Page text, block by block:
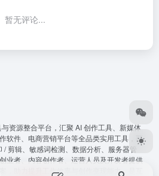
暂无评论...
资源整合平台，汇聚 AI 创作工具、新媒体
软件、电商营销平台等全品类实用工具，覆
剪辑、敏感词检测、数据分析、服务器管
业者、内容创作者、运营人员及开发者提供
，助力提升工作效率与创作变现能力，是互